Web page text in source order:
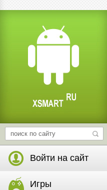
Войти на сайт
Игры